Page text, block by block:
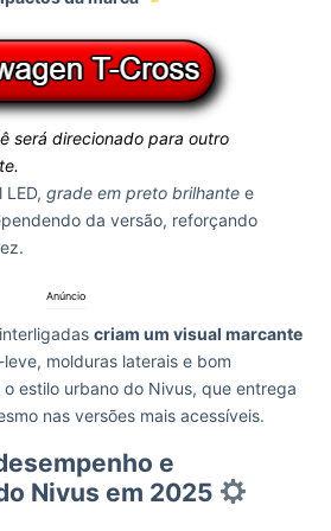
será direcionado para outro
grade em preto brilhante e
da versão, reforçando
Anúncio
criam um visual marcante
molduras laterais e bom
estilo urbano do Nivus, que entrega
nas versões mais acessíveis.
e
Nivus em 2025